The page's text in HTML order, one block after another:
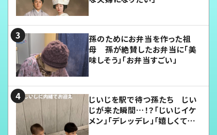
孫のためにお弁当を作った祖
母 孫が絶賛したお弁当に「美
味しそう」「お弁当すごい」
じいじを駅で待つ孫たち じい
じが来た瞬間…！？「じいじイケ
メン」「デレッデレ」「嬉しくて可